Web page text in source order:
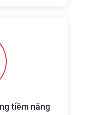
tiềm năng